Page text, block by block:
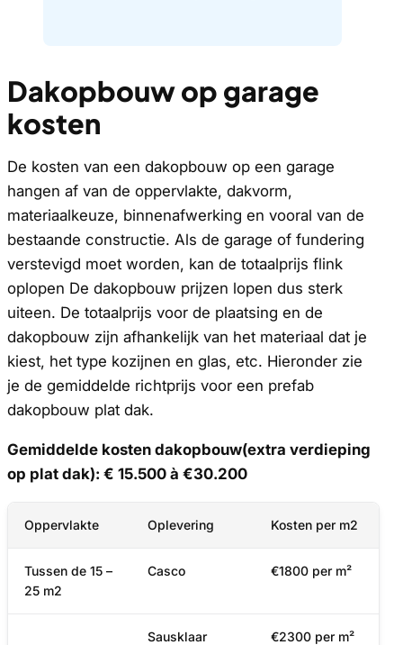
Dakopbouw op garage
kosten
De kosten van een dakopbouw op een garage
hangen af van de oppervlakte, dakvorm,
materiaalkeuze, binnenafwerking en vooral van de
bestaande constructie. Als de garage of fundering
verstevigd moet worden, kan de totaalprijs flink
oplopen De dakopbouw prijzen lopen dus sterk
uiteen. De totaalprijs voor de plaatsing en de
dakopbouw zijn afhankelijk van het materiaal dat je
kiest, het type kozijnen en glas, etc. Hieronder zie
je de gemiddelde richtprijs voor een prefab
dakopbouw plat dak.
Gemiddelde kosten dakopbouw(extra verdieping
op plat dak): € 15.500 à €30.200
Oppervlakte Oplevering Kosten per m2
Tussen de 15 –
25 m2
Casco €1800 per m²
Sausklaar €2300 per m²